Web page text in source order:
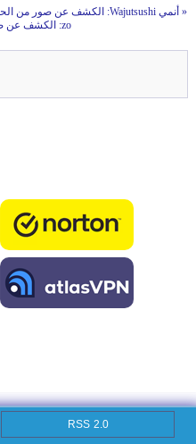
« أنمي Wajutsushi: الكشف عن صور من الحلقة 1
zo: الكشف عن صور من الحلقة 1
RSS 2.0